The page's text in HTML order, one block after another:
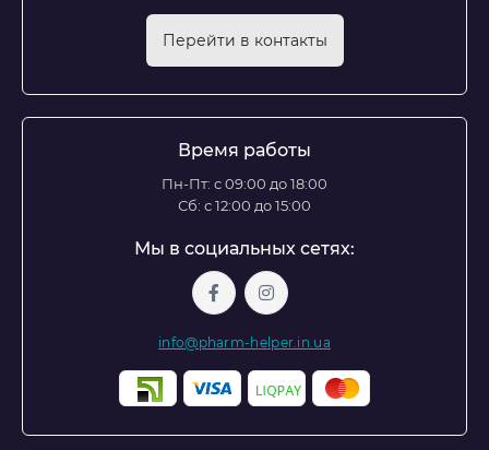
Перейти в контакты
Время работы
Пн-Пт: с 09:00 до 18:00
Сб: с 12:00 до 15:00
Мы в социальных сетях:
info@pharm-helper.in.ua